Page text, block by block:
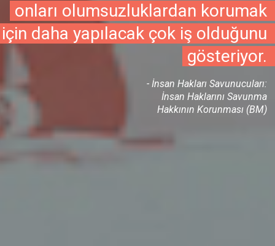
onları olumsuzluklardan korumak
için daha yapılacak çok iş olduğunu
gösteriyor.
- İnsan Hakları Savunucuları:
İnsan Haklarını Savunma
Hakkının Korunması (BM)